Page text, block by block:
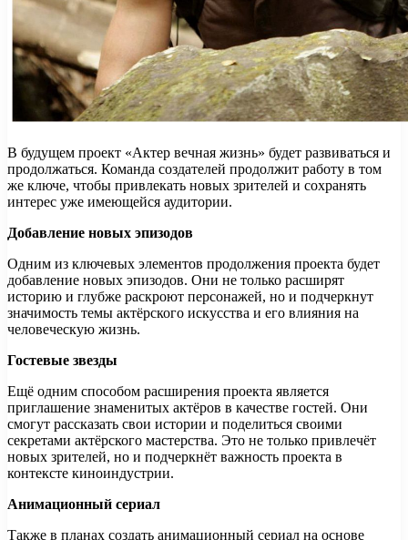
В будущем проект «Актер вечная жизнь» будет развиваться и
продолжаться. Команда создателей продолжит работу в том
же ключе, чтобы привлекать новых зрителей и сохранять
интерес уже имеющейся аудитории.
Добавление новых эпизодов
Одним из ключевых элементов продолжения проекта будет
добавление новых эпизодов. Они не только расширят
историю и глубже раскроют персонажей, но и подчеркнут
значимость темы актёрского искусства и его влияния на
человеческую жизнь.
Гостевые звезды
Ещё одним способом расширения проекта является
приглашение знаменитых актёров в качестве гостей. Они
смогут рассказать свои истории и поделиться своими
секретами актёрского мастерства. Это не только привлечёт
новых зрителей, но и подчеркнёт важность проекта в
контексте киноиндустрии.
Анимационный сериал
Также в планах создать анимационный сериал на основе